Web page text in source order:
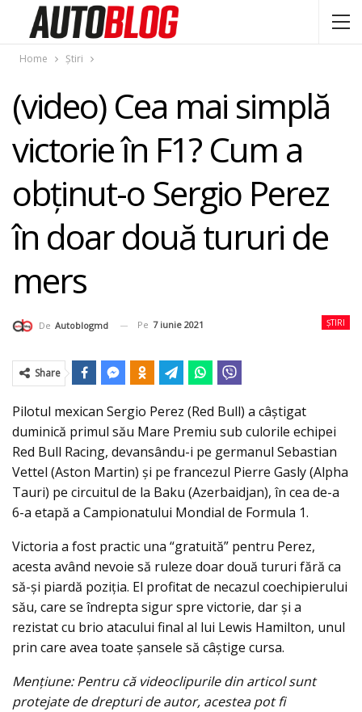
Home Știri
(video) Cea mai simplă
victorie în F1? Cum a
obţinut-o Sergio Perez
în doar două tururi de
mers
ȘTIRI
De Autoblogmd Pe 7 iunie 2021
Share
Pilotul mexican Sergio Perez (Red Bull) a câştigat
duminică primul său Mare Premiu sub culorile echipei
Red Bull Racing, devansându-i pe germanul Sebastian
Vettel (Aston Martin) şi pe francezul Pierre Gasly (Alpha
Tauri) pe circuitul de la Baku (Azerbaidjan), în cea de-a
6-a etapă a Campionatului Mondial de Formula 1.
Victoria a fost practic una “gratuită” pentru Perez,
acesta având nevoie să ruleze doar două tururi fără ca
să-şi piardă poziţia. El profitat de necazul coechipierului
său, care se îndrepta sigur spre victorie, dar și a
rezistat cu brio atacului final al lui Lewis Hamilton, unul
prin care avea toate șansele să câștige cursa.
Menţiune: Pentru că videoclipurile din articol sunt
protejate de drepturi de autor, acestea pot fi